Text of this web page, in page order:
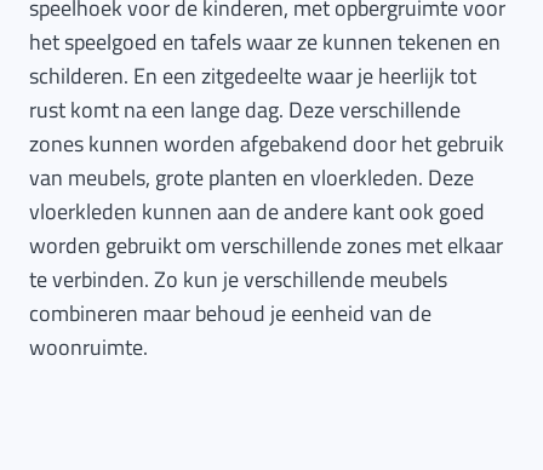
speelhoek voor de kinderen, met opbergruimte voor
het speelgoed en tafels waar ze kunnen tekenen en
schilderen. En een zitgedeelte waar je heerlijk tot
rust komt na een lange dag. Deze verschillende
zones kunnen worden afgebakend door het gebruik
van meubels, grote planten en vloerkleden. Deze
vloerkleden kunnen aan de andere kant ook goed
worden gebruikt om verschillende zones met elkaar
te verbinden. Zo kun je verschillende meubels
combineren maar behoud je eenheid van de
woonruimte.